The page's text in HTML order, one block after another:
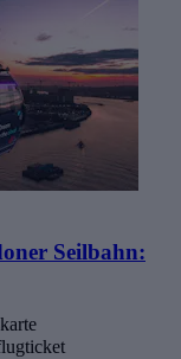
Seilbahn: